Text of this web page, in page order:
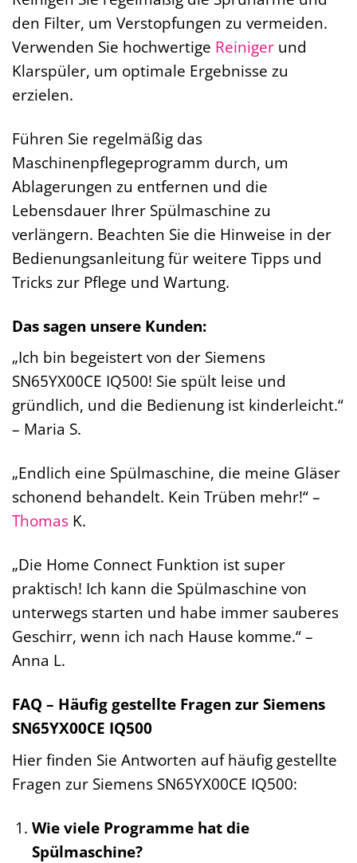
den Filter, um Verstopfungen zu vermeiden.
Verwenden Sie hochwertige Reiniger und
Klarspüler, um optimale Ergebnisse zu
erzielen.
Führen Sie regelmäßig das
Maschinenpflegeprogramm durch, um
Ablagerungen zu entfernen und die
Lebensdauer Ihrer Spülmaschine zu
verlängern. Beachten Sie die Hinweise in der
Bedienungsanleitung für weitere Tipps und
Tricks zur Pflege und Wartung.
Das sagen unsere Kunden:
„Ich bin begeistert von der Siemens
SN65YX00CE IQ500! Sie spült leise und
gründlich, und die Bedienung ist kinderleicht.“
– Maria S.
„Endlich eine Spülmaschine, die meine Gläser
schonend behandelt. Kein Trüben mehr!“ –
Thomas K.
„Die Home Connect Funktion ist super
praktisch! Ich kann die Spülmaschine von
unterwegs starten und habe immer sauberes
Geschirr, wenn ich nach Hause komme.“ –
Anna L.
FAQ – Häufig gestellte Fragen zur Siemens
SN65YX00CE IQ500
Hier finden Sie Antworten auf häufig gestellte
Fragen zur Siemens SN65YX00CE IQ500:
Wie viele Programme hat die
Spülmaschine?